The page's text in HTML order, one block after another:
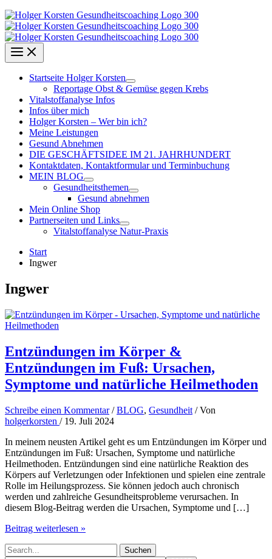
Startseite Holger Korsten
Reportage Obst & Gemüse gegen Krebs
Vitalstoffanalyse Infos
Infos über mich
Holger Korsten – Wer bin ich?
Meine Leistungen
Gesund Abnehmen
DIE GESCHÄFTSIDEE IM 21. JAHRHUNDERT
Kontaktdaten, Kontaktformular und Terminbuchung
MEIN BLOG
Gesundheitsthemen
Gesund abnehmen
Mein Online Shop
Partnerseiten und Links
Vitalstoffanalyse Natur-Praxis
Start
Ingwer
Ingwer
Entzündungen im Körper &
Entzündungen im Fuß: Ursachen,
Symptome und natürliche Heilmethoden
Schreibe einen Kommentar /BLOG, Gesundheit / Von
holgerkorsten / 19. Juli 2024
In meinem neusten Artikel geht es um Entzündungen im Körper und
Entzündungen im Fuß: Ursachen, Symptome und natürliche
Heilmethoden. Entzündungen sind eine natürliche Reaktion des
Körpers auf Verletzungen oder Infektionen und spielen eine zentrale
Rolle im Heilungsprozess. Sie können jedoch auch chronisch
werden und zahlreiche Gesundheitsprobleme verursachen. In
diesem Blog-Beitrag werden die Ursachen, Symptome und […]
Entzündungen
Körper
Beitrag weiterlesen »
Suchen